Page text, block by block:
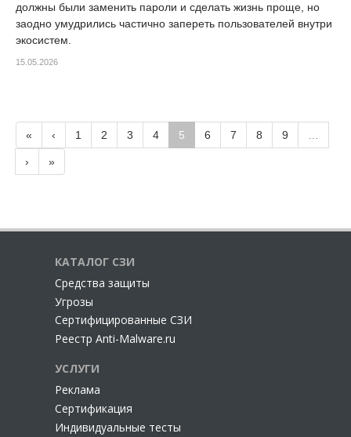
должны были заменить пароли и сделать жизнь проще, но
заодно умудрились частично запереть пользователей внутри
экосистем.
15.05.2026
« ‹ 1 2 3 4 5 6 7 8 9
› »
КАТАЛОГ СЗИ
Cредства защиты
Угрозы
Сертифицированные СЗИ
Реестр Anti-Malware.ru
УСЛУГИ
Реклама
Сертификация
Индивидуальные тесты